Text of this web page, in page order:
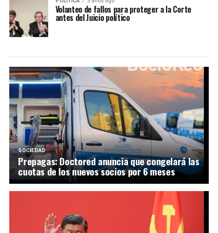
Volanteo de fallos para proteger a la Corte
antes del Juicio político
SOCIEDAD
Prepagas: Doctored anuncia que congelará las
cuotas de los nuevos socios por 6 meses